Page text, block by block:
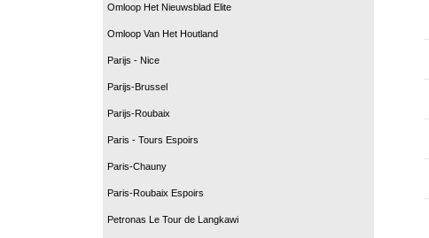
Omloop Het Nieuwsblad Elite
Omloop Van Het Houtland
Parijs - Nice
Parijs-Brussel
Parijs-Roubaix
Paris - Tours Espoirs
Paris-Chauny
Paris-Roubaix Espoirs
Petronas Le Tour de Langkawi